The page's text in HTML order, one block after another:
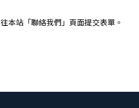
本站「聯絡我們」頁面提交表單。